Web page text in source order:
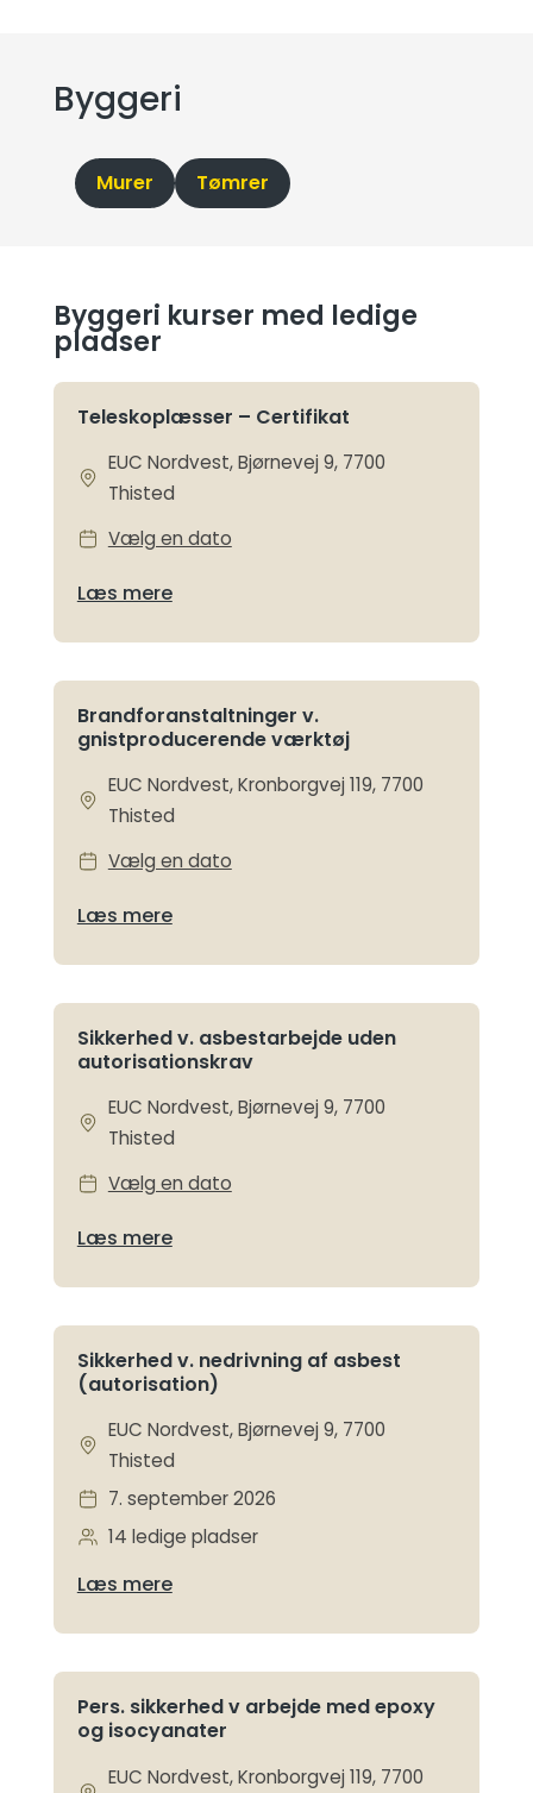
Byggeri
Murer Tømrer
Byggeri kurser med ledige
pladser
Teleskoplæsser – Certifikat
EUC Nordvest, Bjørnevej 9, 7700
Thisted
Vælg en dato
Læs mere
Brandforanstaltninger v.
gnistproducerende værktøj
EUC Nordvest, Kronborgvej 119, 7700
Thisted
Vælg en dato
Læs mere
Sikkerhed v. asbestarbejde uden
autorisationskrav
EUC Nordvest, Bjørnevej 9, 7700
Thisted
Vælg en dato
Læs mere
Sikkerhed v. nedrivning af asbest
(autorisation)
EUC Nordvest, Bjørnevej 9, 7700
Thisted
7. september 2026
14 ledige pladser
Læs mere
Pers. sikkerhed v arbejde med epoxy
og isocyanater
EUC Nordvest, Kronborgvej 119, 7700